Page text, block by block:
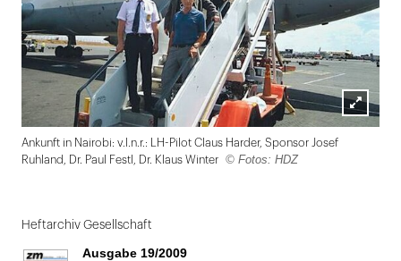
Lightbox
Ankunft in Nairobi: v.l.n.r.: LH-Pilot Claus Harder, Sponsor Josef
Ruhland, Dr. Paul Festl, Dr. Klaus Winter
© Fotos: HDZ
1
von
Heftarchiv Gesellschaft
Ausgabe 19/2009